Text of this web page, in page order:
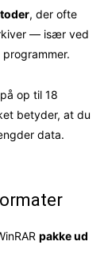
, der ofte
— især ved
op til 18
betyder, at du
data.
pakke ud